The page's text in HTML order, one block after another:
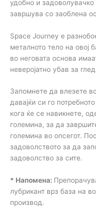
удобно и
завршува со заоблена
Space Journey е
металното тело на овој
во неговата основа
неверојатно убав за
Запомнете да влезете
давајќи си го
кога ќе се навикнете,
големина, за да
големина во опсегот.
задоволството за да
задоволство за сите.
* Напомена:
лубрикант врз база на
производ.